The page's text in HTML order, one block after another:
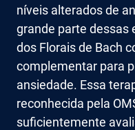
níveis alterados de
grande parte dessas
dos Florais de Bach
complementar para
ansiedade. Essa
reconhecida pela
suficientemente